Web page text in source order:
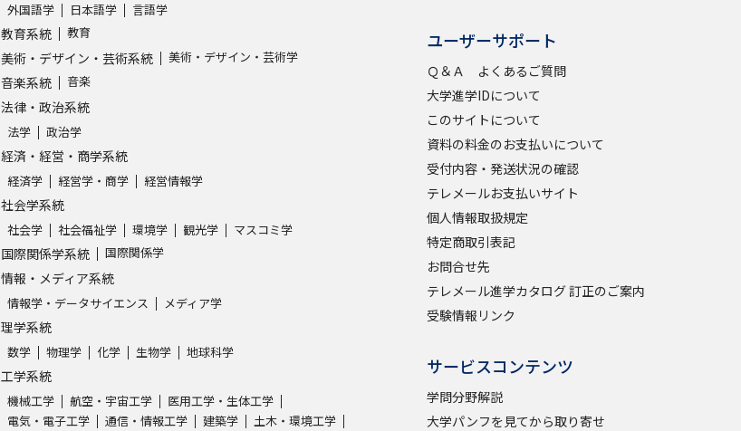
外国語学 日本語学 言語学
教育系統 教育
美術・デザイン・芸術系統 美術・デザイン・芸術学
音楽系統 音楽
法律・政治系統
法学 政治学
経済・経営・商学系統
経済学 経営学・商学 経営情報学
社会学系統
社会学 社会福祉学 環境学 観光学 マスコミ学
国際関係学系統 国際関係学
情報・メディア系統
情報学・データサイエンス メディア学
理学系統
数学 物理学 化学 生物学 地球科学
工学系統
機械工学 航空・宇宙工学
医用工学・生体工学
電気・電子工学
通信・情報工学 建築学
土木・環境工学
ユーザーサポート
Ｑ＆Ａ よくあるご質問
大学進学IDについて
このサイトについて
資料の料金のお支払いについて
受付内容・発送状況の確認
テレメールお支払いサイト
個人情報取扱規定
特定商取引表記
お問合せ先
テレメール進学カタログ 訂正のご案内
受験情報リンク
サービスコンテンツ
学問分野解説
大学パンフを見てから取り寄せ